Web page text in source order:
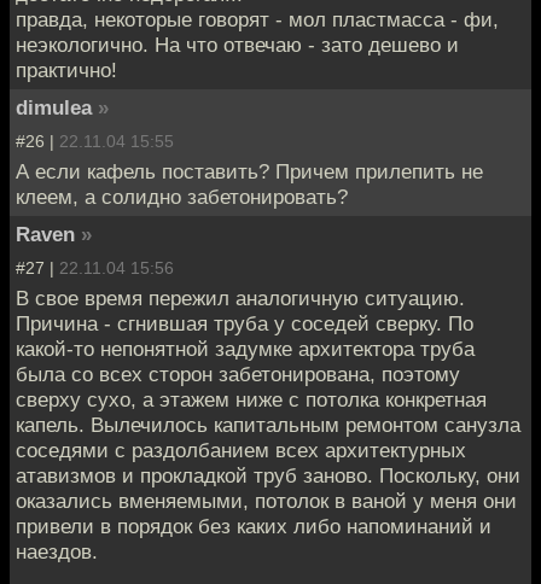
правда, некоторые говорят - мол пластмасса - фи,
неэкологично. На что отвечаю - зато дешево и
практично!
dimulea »
#26 | 22.11.04 15:55
А если кафель поставить? Причем прилепить не
клеем, а солидно забетонировать?
Raven »
#27 | 22.11.04 15:56
В свое время пережил аналогичную ситуацию.
Причина - сгнившая труба у соседей сверку. По
какой-то непонятной задумке архитектора труба
была со всех сторон забетонирована, поэтому
сверху сухо, а этажем ниже с потолка конкретная
капель. Вылечилось капитальным ремонтом санузла
соседями с раздолбанием всех архитектурных
атавизмов и прокладкой труб заново. Поскольку, они
оказались вменяемыми, потолок в ваной у меня они
привели в порядок без каких либо напоминаний и
наездов.